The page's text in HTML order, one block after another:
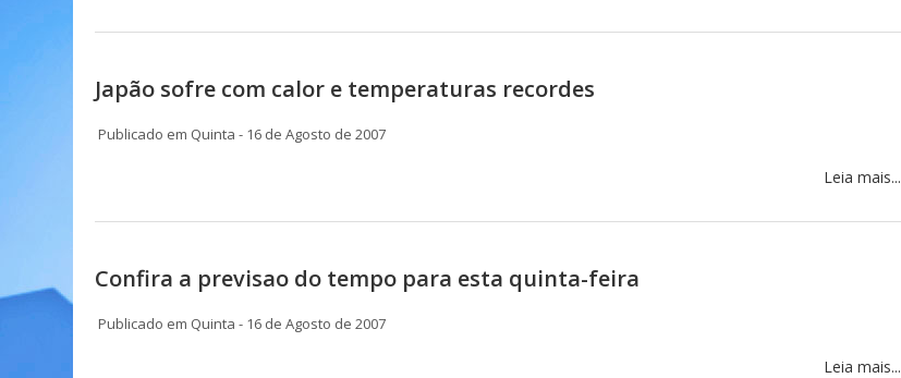
Japão sofre com calor e temperaturas recordes
Publicado em Quinta - 16 de Agosto de 2007
Leia mais...
Confira a previsao do tempo para esta quinta-feira
Publicado em Quinta - 16 de Agosto de 2007
Leia mais...